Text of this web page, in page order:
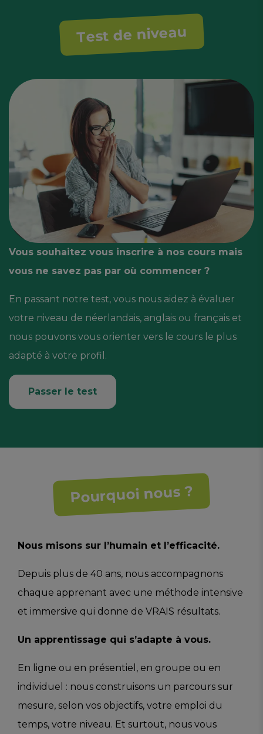
Test de niveau
Vous souhaitez vous inscrire à nos cours mais
vous ne savez pas par où commencer ?
En passant notre test, vous nous aidez à évaluer
votre niveau de néerlandais, anglais ou français et
nous pouvons vous orienter vers le cours le plus
adapté à votre profil.
Passer le test
Pourquoi nous ?
Nous misons sur l’humain et l’efficacité.
Depuis plus de 40 ans, nous accompagnons
chaque apprenant avec une méthode intensive
et immersive qui donne de VRAIS résultats.
Un apprentissage qui s’adapte à vous.
En ligne ou en présentiel, en groupe ou en
individuel : nous construisons un parcours sur
mesure, selon vos objectifs, votre emploi du
temps, votre niveau. Et surtout, nous vous